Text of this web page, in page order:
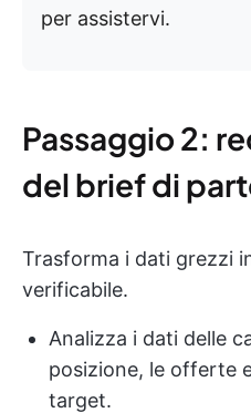
per assistervi.
Passaggio 2:
del brief di
Trasforma i dati grezzi
verificabile.
Analizza i dati delle
posizione, le offerte
target.